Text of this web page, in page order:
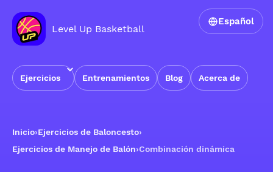
Level Up Basketball
Ejercicios Entrenamientos Blog Acerca de
Español
Inicio›Ejercicios de Baloncesto›
Ejercicios de Manejo de Balón›Combinación dinámica